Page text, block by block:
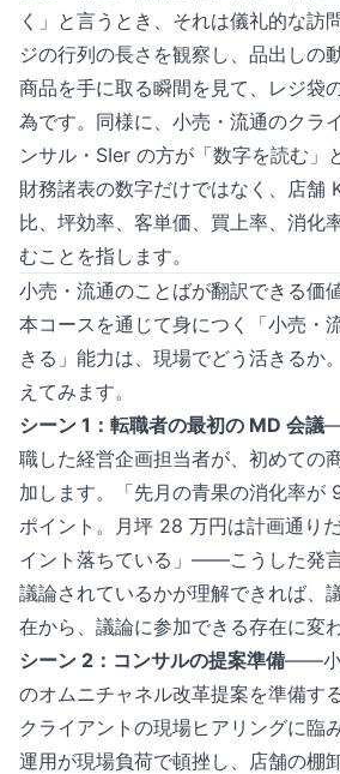
く」と言うとき、それは儀礼的な訪
ジの行列の長さを観察し、品出しの
商品を手に取る瞬間を見て、レジ袋
為です。同様に、小売・流通のクラ
ンサル・SIer の方が「数字を読む」
財務諸表の数字だけではなく、店舗
比、坪効率、客単価、買上率、消化
むことを指します。
小売・流通のことばが翻訳できる価
本コースを通じて身につく「小売・
きる」能力は、現場でどう活きるか
えてみます。
シーン 1：転職者の最初の MD 会議
職した経営企画担当者が、初めての
加します。「先月の青果の消化率が
ポイント。月坪 28 万円は計画通り
イント落ちている」——こうした発
議論されているかが理解できれば、
在から、議論に参加できる存在に変
シーン 2：コンサルの提案準備——小
のオムニチャネル改革提案を準備す
クライアントの現場ヒアリングに臨
運用が現場負荷で頓挫し、店舗の棚